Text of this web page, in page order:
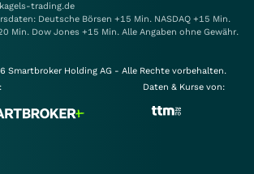
trading.de
Deutsche Börsen +15 Min. NASDAQ +15 Min.
Min. Dow Jones +15 Min. Alle Angaben ohne Gewähr.
Holding AG - Alle Rechte vorbehalten.
Daten & Kurse von: